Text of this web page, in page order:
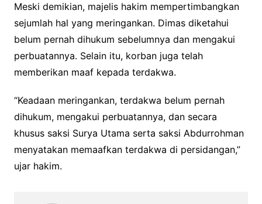
Meski demikian, majelis hakim mempertimbangkan
sejumlah hal yang meringankan. Dimas diketahui
belum pernah dihukum sebelumnya dan mengakui
perbuatannya. Selain itu, korban juga telah
memberikan maaf kepada terdakwa.
“Keadaan meringankan, terdakwa belum pernah
dihukum, mengakui perbuatannya, dan secara
khusus saksi Surya Utama serta saksi Abdurrohman
menyatakan memaafkan terdakwa di persidangan,”
ujar hakim.